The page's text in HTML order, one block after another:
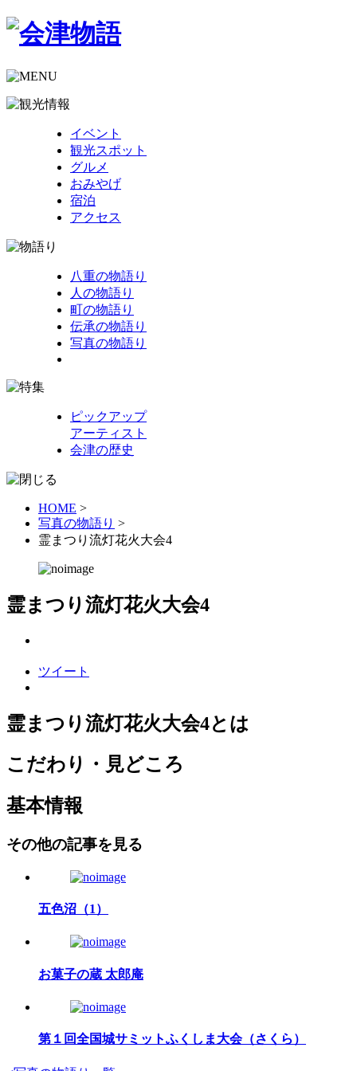
イベント
観光スポット
グルメ
おみやげ
宿泊
アクセス
八重の物語り
人の物語り
町の物語り
伝承の物語り
写真の物語り
ピックアップ
アーティスト
会津の歴史
HOME >
写真の物語り >
霊まつり流灯花火大会4
霊まつり流灯花火大会4
ツイート
霊まつり流灯花火大会4とは
こだわり・見どころ
基本情報
その他の記事を見る
五色沼（1）
お菓子の蔵 太郎庵
第１回全国城サミットふくしま大会（さくら）